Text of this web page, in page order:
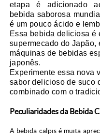
etapa é adicionado
bebida saborosa
é um pouco ácido e
Essa bebida deliciosa é
supermecado do
máquinas de bebidas
japonês.
Experimente essa nova
sabor delicioso de suco
combinado com o
Peculiaridades da Bebida
A bebida calpis é muita